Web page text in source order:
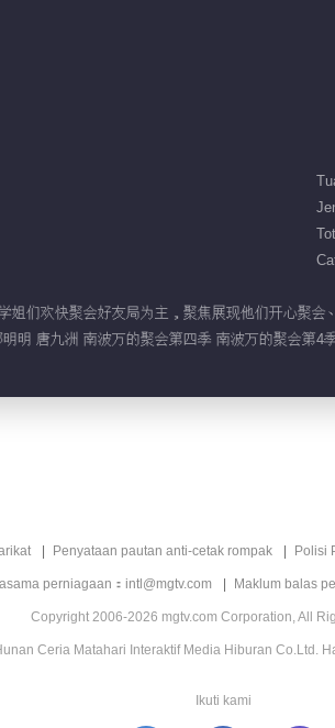
姐们欢快聚会好友局为主，聚焦展现他们开心聚会
明 唐九洲 南波万的聚会第四季 南波万的聚会第
Penyataan pautan anti-cetak rompak Polisi
perniagaan：intl@mgtv.com Maklum balas
Copyright 2006-2026 mgtv.com Corporation, All
Ceria Matahari Interaktif Media Hiburan Co.Ltd.
Ikuti kami